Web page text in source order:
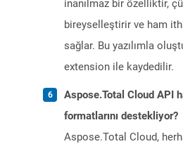
inanılmaz bir özelliktir,
bireyselleştirir ve ham
sağlar. Bu yazılımla
extension ile kaydedilir.
Aspose.Total Cloud API
formatlarını destekliyor?
Aspose.Total Cloud,